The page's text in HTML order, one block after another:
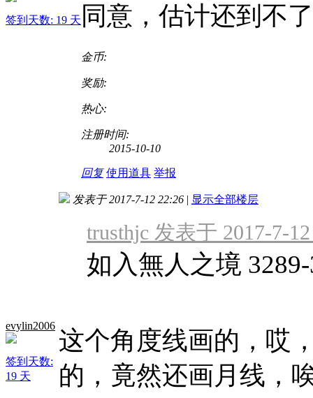
签到天数: 19 天 同意，估计还到不
金币:
奖励:
热心:
注册时间:
2015-10-10
回复 使用道具 举报
evylin2006
签到天数:
19 天
发表于 2017-7-12 22:26 | 显示全部楼层
trusthjc 发表于 2017-7-
如入無人之境
这个角度线画的，哎
的，竟然还画月线，